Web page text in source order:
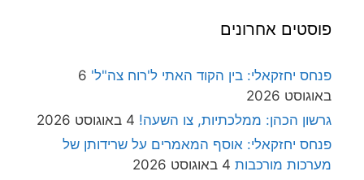
פוסטים אחרונים
פנחס יחזקאלי: בין הקוד האתי ל'רוח צה"ל' 6
באוגוסט 2026
גרשון הכהן: ממלכתיות, צו השעה! 4 באוגוסט 2026
פנחס יחזקאלי: אוסף המאמרים על שרידותן של
מערכות מורכבות 4 באוגוסט 2026